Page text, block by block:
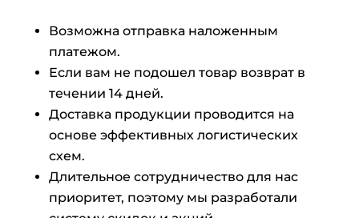
Возможна отправка наложенным
платежом.
Если вам не подошел товар возврат в
течении 14 дней.
Доставка продукции проводится на
основе эффективных логистических
схем.
Длительное сотрудничество для нас
приоритет, поэтому мы разработали